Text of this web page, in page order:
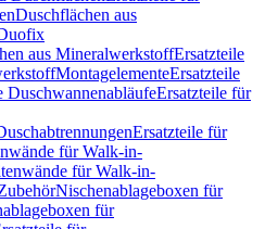
Duschflächen aus
aus MineralwerkstoffErsatzteile
MontagelementeErsatzteile
DuschwannenabläufeErsatzteile für
Ersatzteile für
für Walk-in-
für Walk-in-
Nischenablageboxen für
für